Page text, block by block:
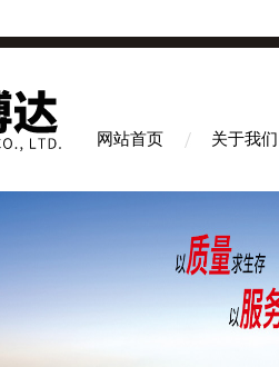
网站首页 关于我们